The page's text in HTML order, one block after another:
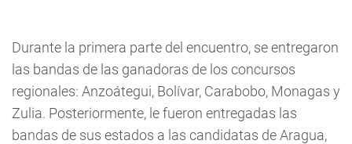
Durante la primera parte del encuentro, se entregaron
las bandas de las ganadoras de los concursos
regionales: Anzoátegui, Bolívar, Carabobo, Monagas y
Zulia. Posteriormente, le fueron entregadas las
bandas de sus estados a las candidatas de Aragua,